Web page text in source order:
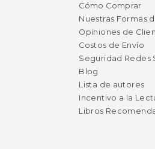
Cómo Comprar
Nuestras Formas
Opiniones de
Costos de Envío
Seguridad Redes
Blog
Lista de autores
Incentivo a la
Libros